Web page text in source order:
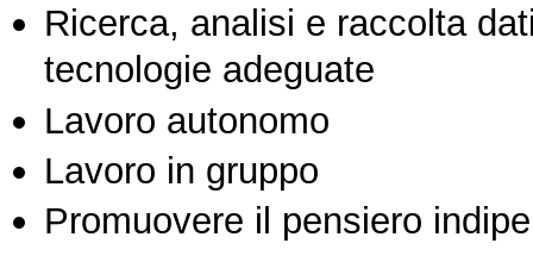
Ricerca, analisi e raccolta
tecnologie adeguate
Lavoro autonomo
Lavoro in gruppo
Promuovere il pensiero